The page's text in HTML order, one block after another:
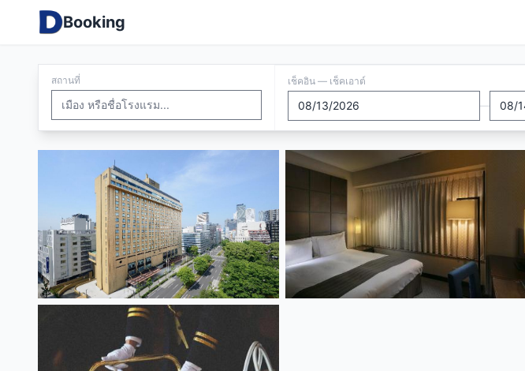
Booking
สถานที่ เช็คอิน — เช็คเอาต์
—